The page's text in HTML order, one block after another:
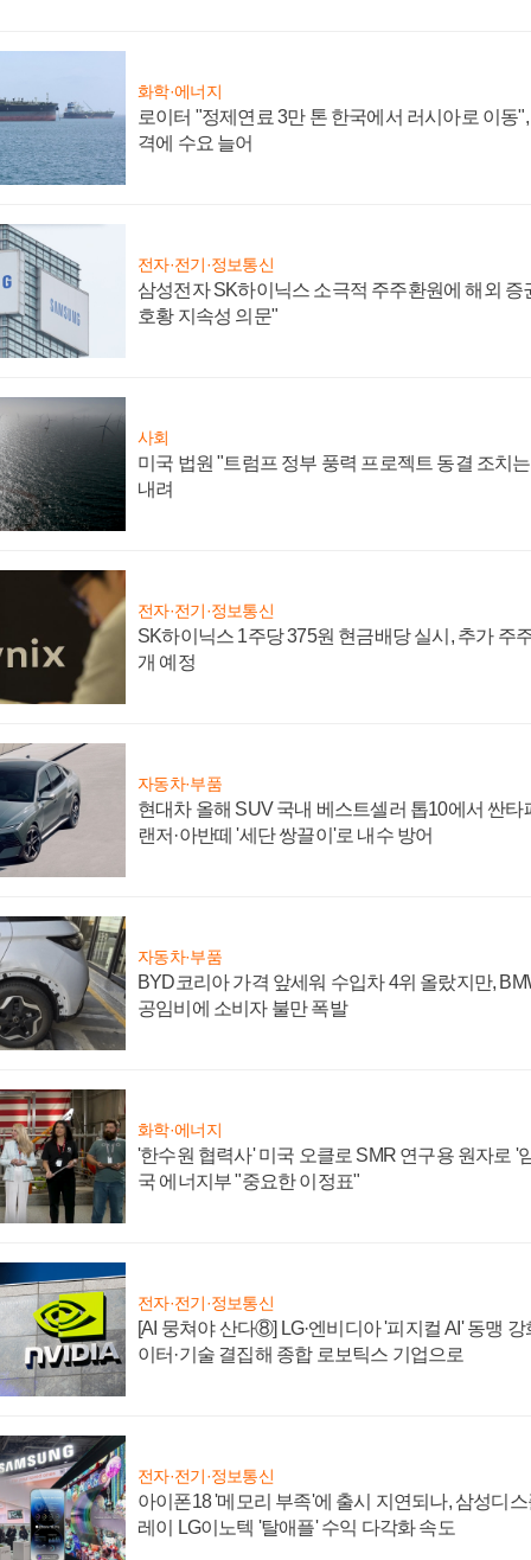
화학·에너지
로이터 "정제연료 3만 톤 한국에서 러시아로 이동
격에 수요 늘어
전자·전기·정보통신
삼성전자 SK하이닉스 소극적 주주환원에 해외 증
호황 지속성 의문"
사회
미국 법원 "트럼프 정부 풍력 프로젝트 동결 조치
내려
전자·전기·정보통신
SK하이닉스 1주당 375원 현금배당 실시, 추가 주
개 예정
자동차·부품
현대차 올해 SUV 국내 베스트셀러 톱10에서 싼타
랜저·아반떼 '세단 쌍끌이'로 내수 방어
자동차·부품
BYD코리아 가격 앞세워 수입차 4위 올랐지만,
공임비에 소비자 불만 폭발
화학·에너지
'한수원 협력사' 미국 오클로 SMR 연구용 원자로 '
국 에너지부 "중요한 이정표"
전자·전기·정보통신
[AI 뭉쳐야 산다⑧] LG·엔비디아 '피지컬 AI' 동맹 강
이터·기술 결집해 종합 로보틱스 기업으로
전자·전기·정보통신
아이폰18 '메모리 부족'에 출시 지연되나, 삼성디
레이 LG이노텍 '탈애플' 수익 다각화 속도